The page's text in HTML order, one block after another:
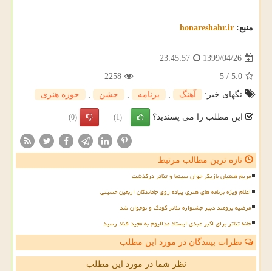
منبع: honareshahr.ir
1399/04/26
23:45:57
5.0
/
5
2258
تگهای خبر:
آهنگ , برنامه , جشن , حوزه هنری
این مطلب را می پسندید؟ (1)
(0)
تازه ترین مطالب مرتبط
مریم همتیان بازیگر جوان سینما و تئاتر درگذشت
اعلام ویژه برنامه های هنری پیاده روی جاماندگان اربعین حسینی
مرضیه برومند دبیر جشنواره تئاتر کودک و نوجوان شد
خانه تئاتر برای اکبر عبدی ایستاد مدالیوم به مجید قناد رسید
نظرات بینندگان در مورد این مطلب
نظر شما در مورد این مطلب